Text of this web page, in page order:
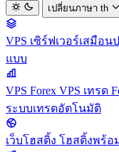
เปลี่ยนภาษาth
VPS เซิร์ฟเวอร์เสมือ
แบบ
VPS Forex VPS เทรด
ระบบเทรดอัตโนมัติ
เว็บโฮสติ้ง โฮสติ้งพร้อ